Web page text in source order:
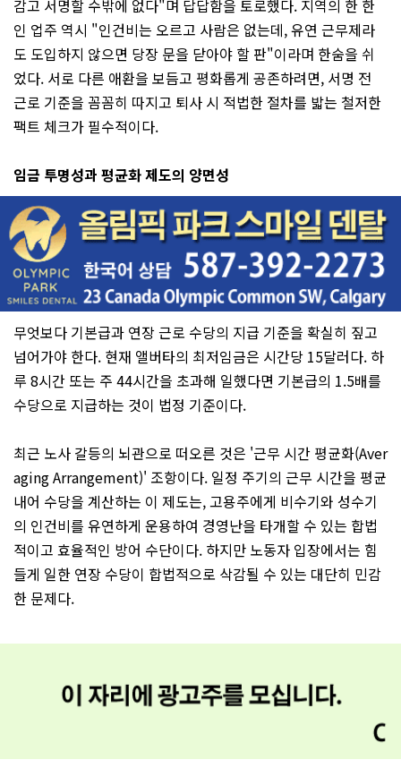
감고 서명할 수밖에 없다"며 답답함을 토로했다. 지역의 한 한
인 업주 역시 "인건비는 오르고 사람은 없는데, 유연 근무제라
도 도입하지 않으면 당장 문을 닫아야 할 판"이라며 한숨을 쉬
었다. 서로 다른 애환을 보듬고 평화롭게 공존하려면, 서명 전
근로 기준을 꼼꼼히 따지고 퇴사 시 적법한 절차를 밟는 철저한
팩트 체크가 필수적이다.
임금 투명성과 평균화 제도의 양면성
무엇보다 기본급과 연장 근로 수당의 지급 기준을 확실히 짚고
넘어가야 한다. 현재 앨버타의 최저임금은 시간당 15달러다. 하
루 8시간 또는 주 44시간을 초과해 일했다면 기본급의 1.5배를
수당으로 지급하는 것이 법정 기준이다.
최근 노사 갈등의 뇌관으로 떠오른 것은 '근무 시간 평균화(Aver
aging Arrangement)' 조항이다. 일정 주기의 근무 시간을 평균
내어 수당을 계산하는 이 제도는, 고용주에게 비수기와 성수기
의 인건비를 유연하게 운용하여 경영난을 타개할 수 있는 합법
적이고 효율적인 방어 수단이다. 하지만 노동자 입장에서는 힘
들게 일한 연장 수당이 합법적으로 삭감될 수 있는 대단히 민감
한 문제다.